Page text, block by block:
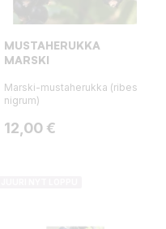
MUSTAHERUKKA
MARSKI
Marski-mustaherukka (ribes
nigrum)
Hinta
12,00 €